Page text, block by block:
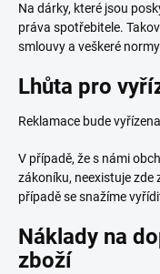
Na dárky, které jsou
práva spotřebitele.
smlouvy a veškeré
Lhůta pro
Reklamace bude
V případě, že s námi
zákoníku, neexistuje zde
případě se snažíme
Náklady na
zboží